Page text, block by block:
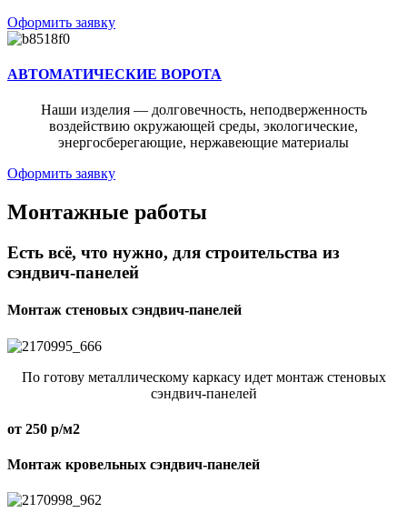
Оформить заявку
АВТОМАТИЧЕСКИЕ ВОРОТА
Наши изделия — долговечность, неподверженность
воздействию окружающей среды, экологические,
энергосберегающие, нержавеющие материалы
Оформить заявку
Монтажные работы
Есть всё, что нужно, для строительства из
сэндвич-панелей
Монтаж стеновых сэндвич-панелей
По готову металлическому каркасу идет монтаж стеновых
сэндвич-панелей
от 250 р/м2
Монтаж кровельных сэндвич-панелей